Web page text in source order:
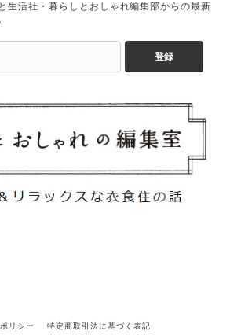
生活社・暮らしとおしゃれ編集部からの最新
登録
リシー 特定商取引法に基づく表記